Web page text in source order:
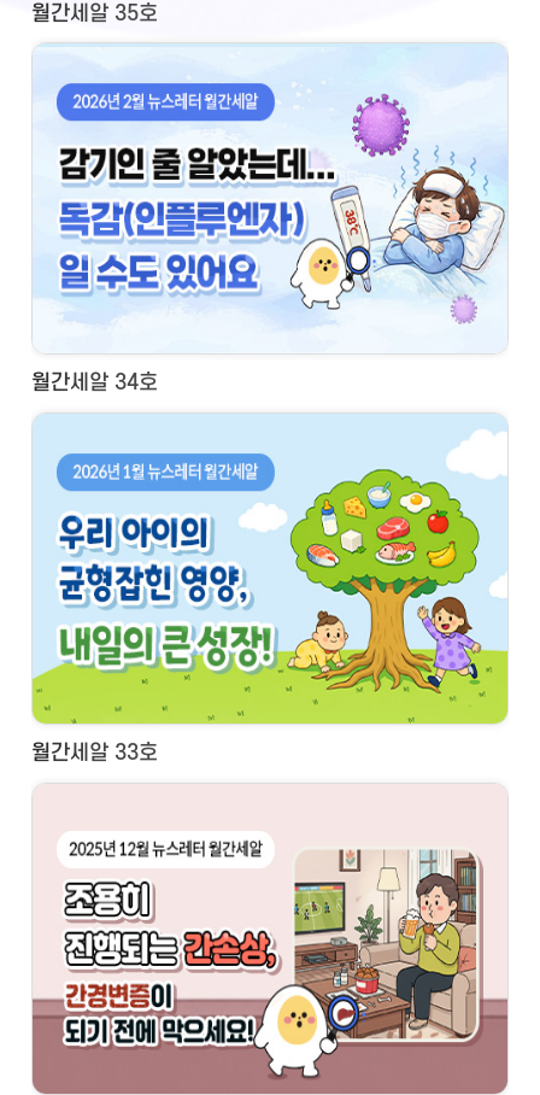
월간세알 35호
월간세알 34호
월간세알 33호